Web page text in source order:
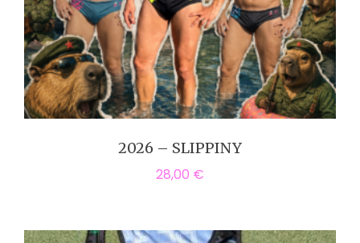
2026 – SLIPPINY
28,00 €